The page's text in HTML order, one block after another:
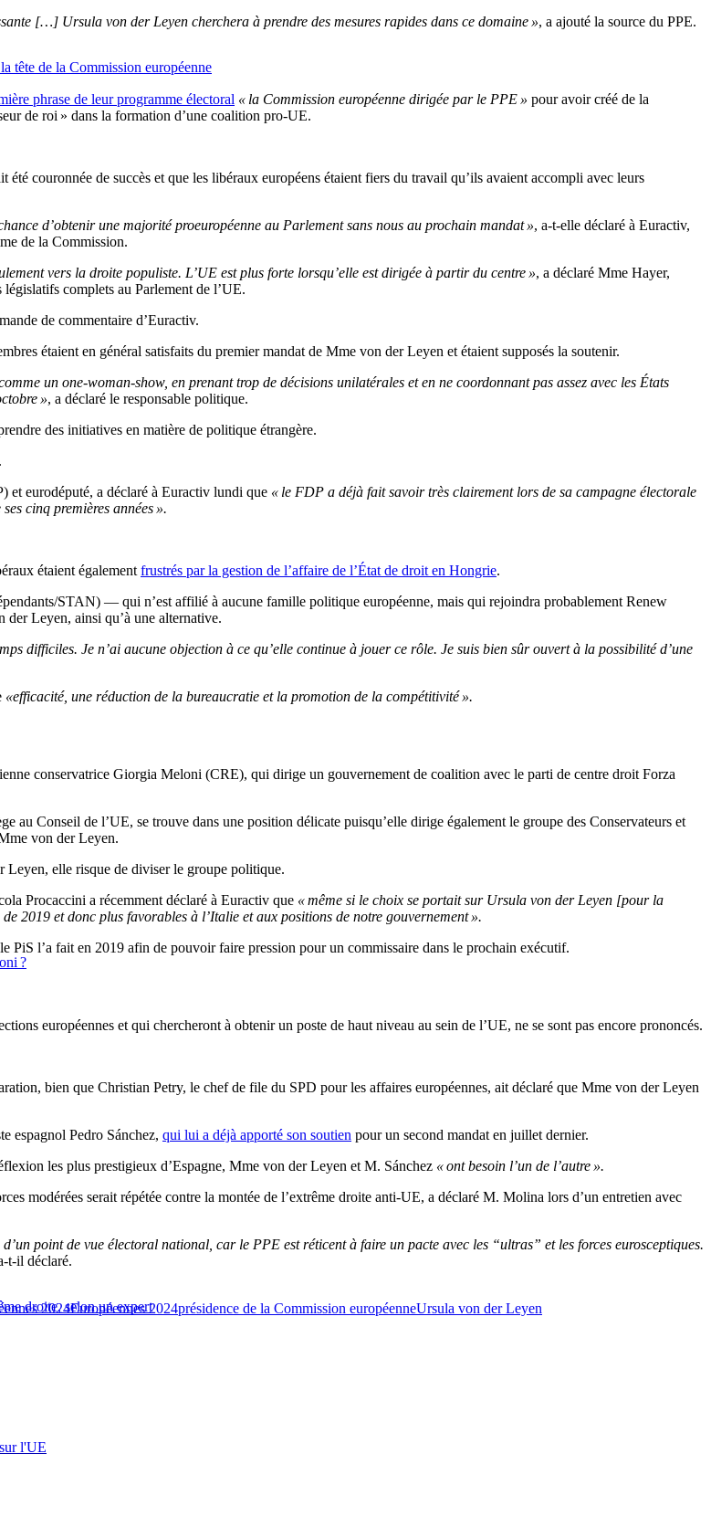
[…] Ursula von der Leyen cherchera à prendre des mesures rapides dans ce domaine », a ajouté la source du PPE.
tête de la Commission européenne
phrase de leur programme électoral « la Commission européenne dirigée par le PPE » pour avoir créé de la
de roi » dans la formation d’une coalition pro-UE.
couronnée de succès et que les libéraux européens étaient fiers du travail qu’ils avaient accompli avec leurs
d’obtenir une majorité proeuropéenne au Parlement sans nous au prochain mandat », a-t-elle déclaré à Euractiv,
de la Commission.
vers la droite populiste. L’UE est plus forte lorsqu’elle est dirigée à partir du centre », a déclaré Mme Hayer,
complets au Parlement de l’UE.
de commentaire d’Euractiv.
étaient en général satisfaits du premier mandat de Mme von der Leyen et étaient supposés la soutenir.
un one-woman-show, en prenant trop de décisions unilatérales et en ne coordonnant pas assez avec les États
», a déclaré le responsable politique.
des initiatives en matière de politique étrangère.
eurodéputé, a déclaré à Euractiv lundi que « le FDP a déjà fait savoir très clairement lors de sa campagne électorale
cinq premières années ».
étaient également frustrés par la gestion de l’affaire de l’État de droit en Hongrie.
STAN) — qui n’est affilié à aucune famille politique européenne, mais qui rejoindra probablement Renew
Leyen, ainsi qu’à une alternative.
difficiles. Je n’ai aucune objection à ce qu’elle continue à jouer ce rôle. Je suis bien sûr ouvert à la possibilité d’une
«efficacité, une réduction de la bureaucratie et la promotion de la compétitivité ».
conservatrice Giorgia Meloni (CRE), qui dirige un gouvernement de coalition avec le parti de centre droit Forza
au Conseil de l’UE, se trouve dans une position délicate puisqu’elle dirige également le groupe des Conservateurs et
von der Leyen.
elle risque de diviser le groupe politique.
Procaccini a récemment déclaré à Euractiv que « même si le choix se portait sur Ursula von der Leyen [pour la
2019 et donc plus favorables à l’Italie et aux positions de notre gouvernement ».
?
l’a fait en 2019 afin de pouvoir faire pression pour un commissaire dans le prochain exécutif.
européennes et qui chercheront à obtenir un poste de haut niveau au sein de l’UE, ne se sont pas encore prononcés.
bien que Christian Petry, le chef de file du SPD pour les affaires européennes, ait déclaré que Mme von der Leyen
espagnol Pedro Sánchez, qui lui a déjà apporté son soutien pour un second mandat en juillet dernier.
les plus prestigieux d’Espagne, Mme von der Leyen et M. Sánchez « ont besoin l’un de l’autre ».
modérées serait répétée contre la montée de l’extrême droite anti-UE, a déclaré M. Molina lors d’un entretien avec
point de vue électoral national, car le PPE est réticent à faire un pacte avec les “ultras” et les forces eurosceptiques.
t-il déclaré.
droite, selon un expert
2024Européennes 2024présidence de la Commission européenneUrsula von der Leyen
l'UE